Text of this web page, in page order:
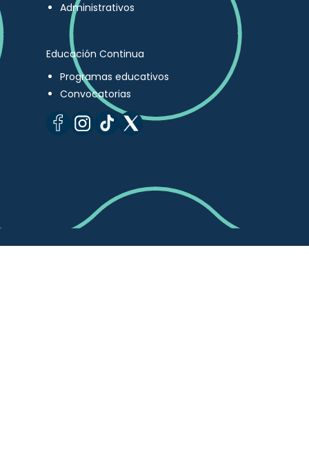
Administrativos
Educación Continua
Programas educativos
Convocatorias